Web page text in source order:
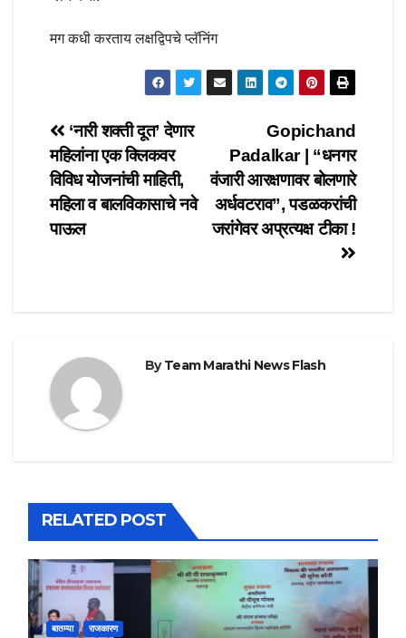
मग कधी करताय लक्षद्विपचे प्लॅनिंग
Post
navigation
Gopichand
Padalkar | “धनगर
वंजारी आरक्षणावर बोलणारे
अर्धवटराव”, पडळकरांची
जरांगेवर अप्रत्यक्ष टीका !
‘नारी शक्ती दूत’ देणार
महिलांना एक क्लिकवर
विविध योजनांची माहिती,
महिला व बालविकासाचे नवे
पाऊल
ByTeam Marathi News Flash
RELATED POST
बातम्या राजकारण